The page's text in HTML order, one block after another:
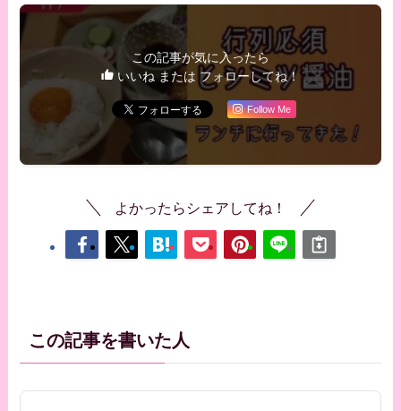
この記事が気に入ったら
いいね または フォローしてね！
Follow Me
よかったらシェアしてね！
この記事を書いた人